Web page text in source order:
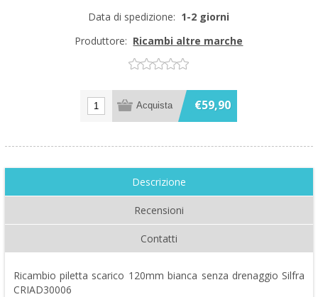
Data di spedizione: 1-2 giorni
Produttore: Ricambi altre marche
€59,90
Descrizione
Recensioni
Contatti
Ricambio piletta scarico 120mm bianca senza drenaggio Silfra
CRIAD30006